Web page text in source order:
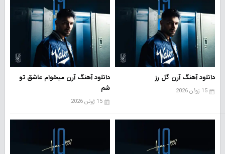
دانلود آهنگ آرن گل رز
15 ژوئن 2026
دانلود آهنگ آرن میخوام عاشق تو
شم
15 ژوئن 2026